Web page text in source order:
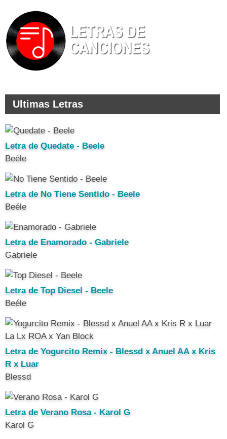
Ultimas Letras
Letra de Quedate - Beele
Beéle
Letra de No Tiene Sentido - Beele
Beéle
Letra de Enamorado - Gabriele
Gabriele
Letra de Top Diesel - Beele
Beéle
Letra de Yogurcito Remix - Blessd x Anuel AA x Kris
R x Luar
Blessd
Letra de Verano Rosa - Karol G
Karol G